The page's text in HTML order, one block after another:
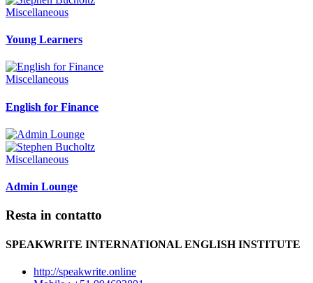
Miscellaneous
Young Learners
Miscellaneous
English for Finance
Miscellaneous
Admin Lounge
Resta in contatto
SPEAKWRITE INTERNATIONAL ENGLISH INSTITUTE
http://speakwrite.online